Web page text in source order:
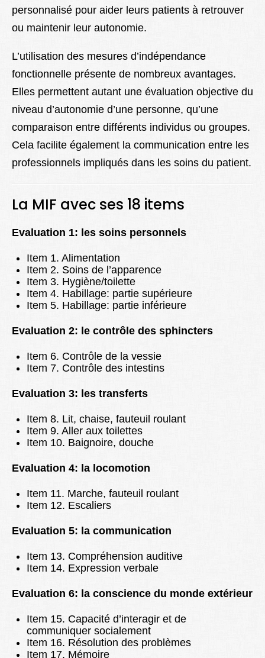
personnalisé pour aider leurs patients à retrouver
ou maintenir leur autonomie.
L’utilisation des mesures d’indépendance
fonctionnelle présente de nombreux avantages.
Elles permettent autant une évaluation objective du
niveau d’autonomie d’une personne, qu’une
comparaison entre différents individus ou groupes.
Cela facilite également la communication entre les
professionnels impliqués dans les soins du patient.
La MIF avec ses 18 items
Evaluation 1: les soins personnels
Item 1. Alimentation
Item 2. Soins de l’apparence
Item 3. Hygiène/toilette
Item 4. Habillage: partie supérieure
Item 5. Habillage: partie inférieure
Evaluation 2: le contrôle des sphincters
Item 6. Contrôle de la vessie
Item 7. Contrôle des intestins
Evaluation 3: les transferts
Item 8. Lit, chaise, fauteuil roulant
Item 9. Aller aux toilettes
Item 10. Baignoire, douche
Evaluation 4: la locomotion
Item 11. Marche, fauteuil roulant
Item 12. Escaliers
Evaluation 5: la communication
Item 13. Compréhension auditive
Item 14. Expression verbale
Evaluation 6: la conscience du monde extérieur
Item 15. Capacité d’interagir et de
communiquer socialement
Item 16. Résolution des problèmes
Item 17. Mémoire